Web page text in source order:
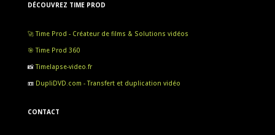
DÉCOUVREZ TIME PROD
🚀 Time Prod - Créateur de films & Solutions vidéos
🎯 Time Prod 360
📸Timelapse-video.fr
📼 DupliDVD.com - Transfert et duplication vidéo
CONTACT